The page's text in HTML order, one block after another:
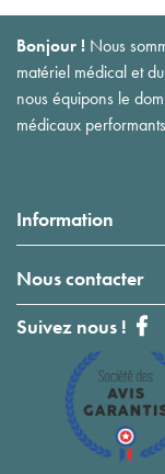
Bonjour ! Nous
matériel médical et
nous équipons le
médicaux
Information
Nous contacter
Suivez nous !